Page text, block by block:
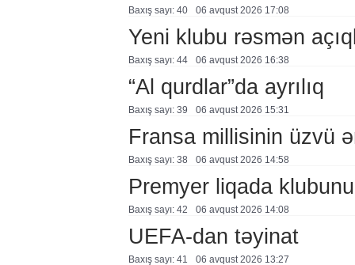
Baxış sayı: 40 06 avqust 2026 17:08
Yeni klubu rəsmən
Baxış sayı: 44 06 avqust 2026 16:38
“Al qurdlar”da ayrılıq
Baxış sayı: 39 06 avqust 2026 15:31
Fransa millisinin üzvü
Baxış sayı: 38 06 avqust 2026 14:58
Premyer liqada
Baxış sayı: 42 06 avqust 2026 14:08
UEFA-dan təyinat
Baxış sayı: 41 06 avqust 2026 13:27